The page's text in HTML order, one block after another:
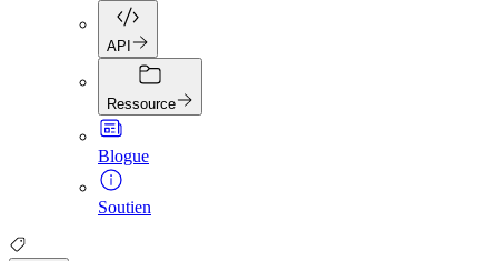
API
Ressource
Blogue
Soutien